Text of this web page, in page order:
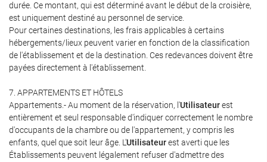
durée. Ce montant, qui est déterminé avant le début de la croisière,
est uniquement destiné au personnel de service.
Pour certaines destinations, les frais applicables à certains
hébergements/lieux peuvent varier en fonction de la classification
de l'établissement et de la destination. Ces redevances doivent être
payées directement à l'établissement.
7. APPARTEMENTS ET HÔTELS
Appartements.- Au moment de la réservation, l'Utilisateurest
entièrement et seul responsable d'indiquer correctement le nombre
d'occupants de la chambre ou de l'appartement, y compris les
enfants, quel que soit leur âge. L'Utilisateurest averti que les
Établissements peuvent légalement refuser d'admettre des